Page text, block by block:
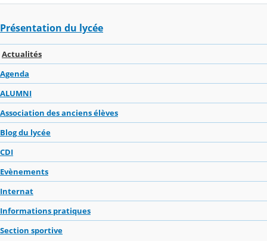
Présentation du lycée
Actualités
Agenda
ALUMNI
Association des anciens élèves
Blog du lycée
CDI
Evènements
Internat
Informations pratiques
Section sportive